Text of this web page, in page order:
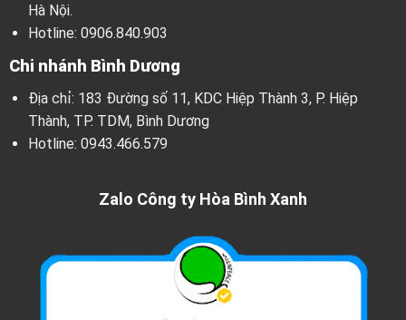
Hà Nội.
Hotline: 0906.840.903
Chi nhánh Bình Dương
Địa chỉ: 183 Đường số 11, KDC Hiệp Thành 3, P. Hiệp
Thành, TP. TDM, Bình Dương
Hotline: 0943.466.579
Zalo Công ty Hòa Bình Xanh